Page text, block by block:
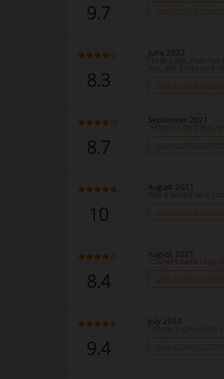
Leia a crítica
9.7
June 2022
“Tolle Lage, man
aus, der gross und
Leia a crítica
8.3
September 2021
“Estancia de 5 dias
Leia a crítica
8.7
August 2021
“We traveled as a
Leia a crítica
10
August 2021
“Owners were realy
Leia a crítica
8.4
July 2020
“mooie argiturismo,
Leia a crítica
9.4